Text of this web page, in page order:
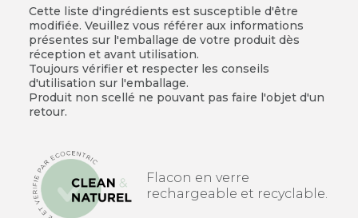
Cette liste d'ingrédients est susceptible d'être
modifiée. Veuillez vous référer aux informations
présentes sur l'emballage de votre produit dès
réception et avant utilisation.
Toujours vérifier et respecter les conseils
d'utilisation sur l'emballage.
Produit non scellé ne pouvant pas faire l'objet d'un
retour.
Flacon en verre
rechargeable et recyclable.